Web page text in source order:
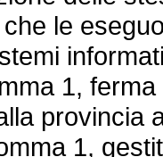
le
1,
provincia
1,